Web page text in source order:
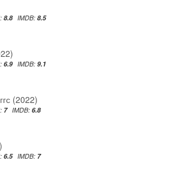
8.8 IMDB: 8.5
6.9 IMDB: 9.1
(2022)
7 IMDB: 6.8
6.5 IMDB: 7